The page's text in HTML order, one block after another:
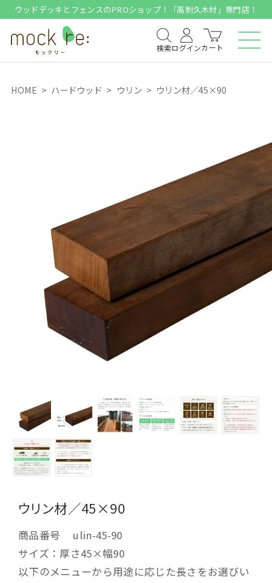
ウッドデッキとフェンスのPROショップ！「高耐久木材」専門店！
検索ログインカート
HOME ハードウッド ウリン ウリン材／45×90
ウリン材／45×90
商品番号
ulin-45-90
サイズ：厚さ45×幅90
以下のメニューから用途に応じた長さをお選びい